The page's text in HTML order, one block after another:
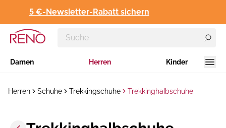
5 €-Newsletter-Rabatt sichern
Damen Herren Kinder
Herren Schuhe Trekkingschuhe Trekkinghalbschuhe